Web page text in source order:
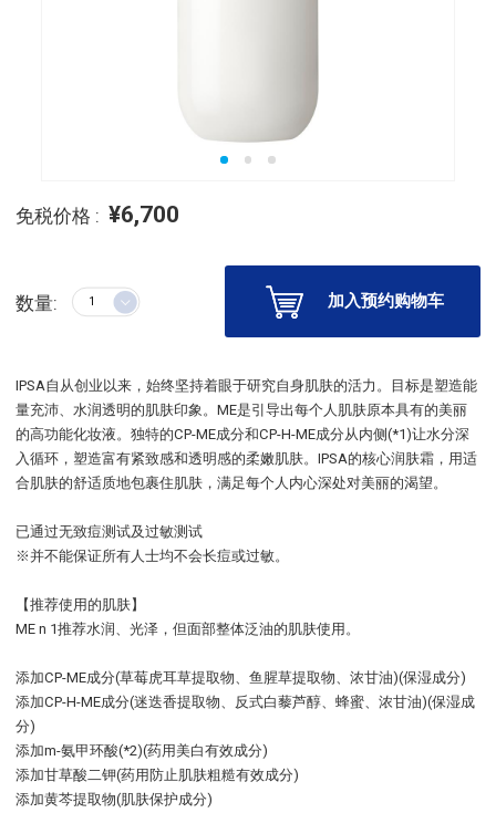
免税价格 : ¥6,700
数量: 加入预约购物车
IPSA自从创业以来，始终坚持着眼于研究自身肌肤的活力。目标是塑造能
量充沛、水润透明的肌肤印象。ME是引导出每个人肌肤原本具有的美丽
的高功能化妆液。独特的CP-ME成分和CP-H-ME成分从内侧(*1)让水分深
入循环，塑造富有紧致感和透明感的柔嫩肌肤。IPSA的核心润肤霜，用适
合肌肤的舒适质地包裹住肌肤，满足每个人内心深处对美丽的渴望。
已通过无致痘测试及过敏测试
※并不能保证所有人士均不会长痘或过敏。
【推荐使用的肌肤】
ME n 1推荐水润、光泽，但面部整体泛油的肌肤使用。
添加CP-ME成分(草莓虎耳草提取物、鱼腥草提取物、浓甘油)(保湿成分)
添加CP-H-ME成分(迷迭香提取物、反式白藜芦醇、蜂蜜、浓甘油)(保湿成
分)
添加m-氨甲环酸(*2)(药用美白有效成分)
添加甘草酸二钾(药用防止肌肤粗糙有效成分)
添加黄芩提取物(肌肤保护成分)